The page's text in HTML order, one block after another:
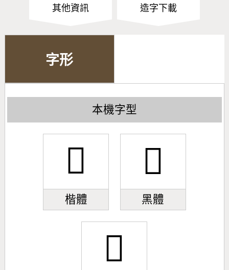
其他資訊 造字下載
字形
本機字型
󿣉
楷體
󿣉
黑體
󿣉